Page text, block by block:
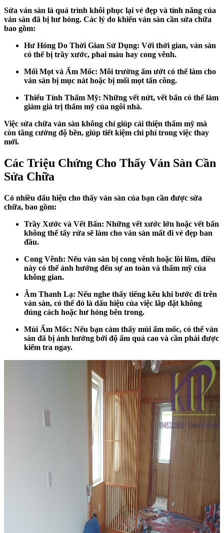
Sửa ván sàn là quá trình khôi phục lại vẻ đẹp và tính năng của
ván sàn đã bị hư hỏng. Các lý do khiến ván sàn cần sửa chữa
bao gồm:
Hư Hỏng Do Thời Gian Sử Dụng: Với thời gian, ván sàn
có thể bị trầy xước, phai màu hay cong vênh.
Mối Mọt và Ẩm Mốc: Môi trường ẩm ướt có thể làm cho
ván sàn bị mục nát hoặc bị mối mọt tấn công.
Thiếu Tính Thẩm Mỹ: Những vết nứt, vết bẩn có thể làm
giảm giá trị thẩm mỹ của ngôi nhà.
Việc sửa chữa ván sàn không chỉ giúp cải thiện thẩm mỹ mà
còn tăng cường độ bền, giúp tiết kiệm chi phí trong việc thay
mới.
Các Triệu Chứng Cho Thấy Ván Sàn Cần
Sửa Chữa
Có nhiều dấu hiệu cho thấy ván sàn của bạn cần được sửa
chữa, bao gồm:
Trầy Xước và Vết Bẩn: Những vết xước lớn hoặc vết bẩn
không thể tẩy rửa sẽ làm cho ván sàn mất đi vẻ đẹp ban
đầu.
Cong Vênh: Nếu ván sàn bị cong vênh hoặc lồi lõm, điều
này có thể ảnh hưởng đến sự an toàn và thẩm mỹ của
không gian.
Âm Thanh Lạ: Nếu nghe thấy tiếng kêu khi bước đi trên
ván sàn, có thể đó là dấu hiệu của việc lắp đặt không
đúng cách hoặc hư hỏng bên trong.
Mùi Ẩm Mốc: Nếu bạn cảm thấy mùi ẩm mốc, có thể ván
sàn đã bị ảnh hưởng bởi độ ẩm quá cao và cần phải được
kiểm tra ngay.